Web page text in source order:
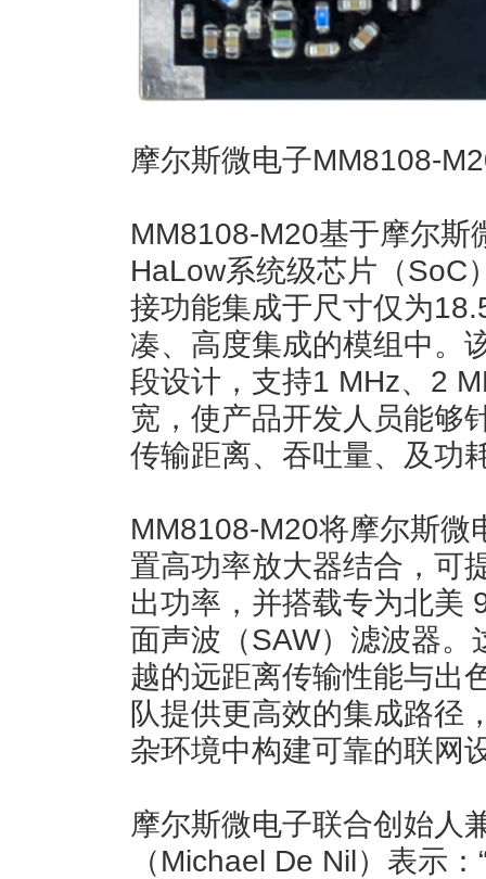
摩尔斯微电子MM8108-
MM8108-M20基于摩尔斯
HaLow系统级芯片（SoC
接功能集成于尺寸仅为
凑、高度集成的模组中。
段设计，支持1 MHz、2
宽，使产品开发人员能够
传输距离、吞吐量、及功
MM8108-M20将摩尔斯微
置高功率放大器结合，可
出功率，并搭载专为北美
面声波（SAW）滤波器
越的远距离传输性能与出
队提供更高效的集成路径
杂环境中构建可靠的联网
摩尔斯微电子联合创始人
（Michael De Nil）表示